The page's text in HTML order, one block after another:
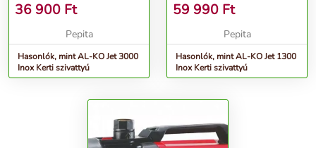
36 900 Ft
Pepita
Hasonlók, mint AL-KO Jet 3000
Inox Kerti szivattyú
59 990 Ft
Pepita
Hasonlók, mint AL-KO Jet 1300
Inox Kerti szivattyú